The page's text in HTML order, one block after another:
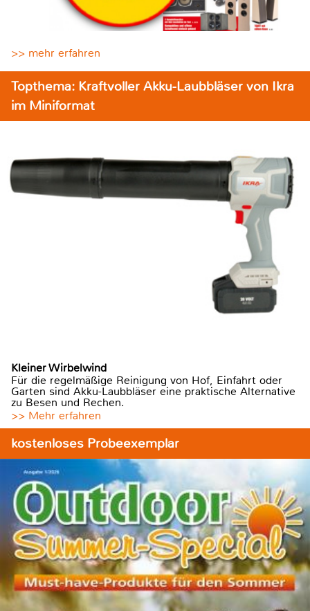
>> mehr erfahren
Topthema: Kraftvoller Akku-Laubbläser von Ikra
im Miniformat
Kleiner Wirbelwind
Für die regelmäßige Reinigung von Hof, Einfahrt oder
Garten sind Akku-Laubbläser eine praktische Alternative
zu Besen und Rechen.
>> Mehr erfahren
kostenloses Probeexemplar